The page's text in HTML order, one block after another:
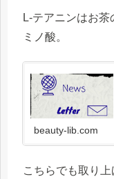
L-テアニンはお
ミノ酸。
beauty-lib.com
こちらでも取り